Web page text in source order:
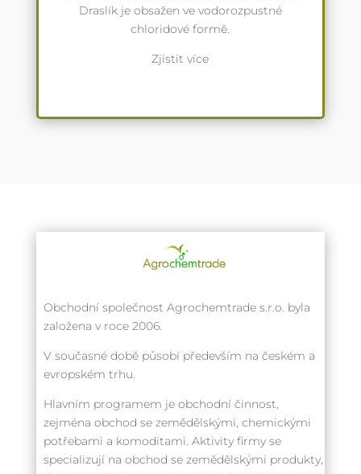
Draslík je obsažen ve vodorozpustné
chloridové formě.
Zjistit více
Obchodní společnost Agrochemtrade s.r.o. byla
založena v roce 2006.
V současné době působí především na českém a
evropském trhu.
Hlavním programem je obchodní činnost,
zejména obchod se zemědělskými, chemickými
potřebami a komoditami. Aktivity firmy se
specializují na obchod se zemědělskými produkty,